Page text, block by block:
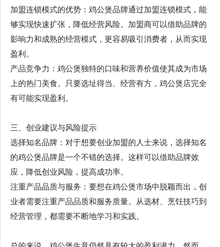
加盟连锁模式的优势：鸡公煲品牌通过加盟连锁模式，能
够实现快速扩张，降低经营风险。加盟商可以借助品牌的
影响力和成熟的经营模式，更容易吸引消费者，从而实现
盈利。
产品竞争力：鸡公煲独特的口味和营养价值使其成为市场
上的热门美食。只要选址得当、经营有方，鸡公煲店完全
有可能实现盈利。
三、创业建议与风险提示
选择知名品牌：对于想要创业加盟的人士来说，选择知名
的鸡公煲品牌是一个不错的选择。这样可以借助品牌效
应，降低创业风险，提高成功率。
注重产品品质与服务：要想在鸡公煲市场中脱颖而出，创
业者需要注重产品品质和服务质量。从选材、烹饪技巧到
经营管理，都需要不断地学习和实践。